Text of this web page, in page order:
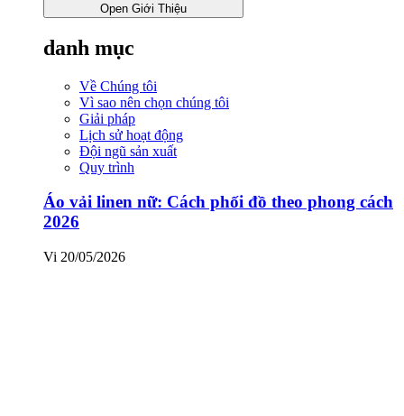
Open Giới Thiệu
danh mục
Về Chúng tôi
Vì sao nên chọn chúng tôi
Giải pháp
Lịch sử hoạt động
Đội ngũ sản xuất
Quy trình
Áo vải linen nữ: Cách phối đồ theo phong cách
2026
Vi 20/05/2026